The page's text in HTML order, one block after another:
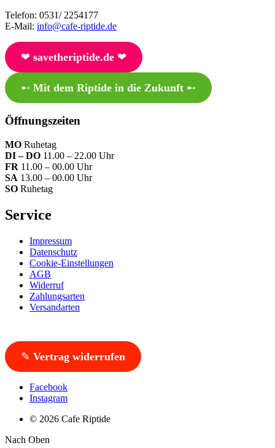
Telefon: 0531/ 2254177
E-Mail: info@cafe-riptide.de
❤︎ savetheriptide.de❤︎
➸ Mit dem Riptide in die Zukunft➸
Öffnungszeiten
MO Ruhetag
DI – DO 11.00 – 22.00 Uhr
FR 11.00 – 00.00 Uhr
SA 13.00 – 00.00 Uhr
SO Ruhetag
Service
Impressum
Datenschutz
Cookie-Einstellungen
AGB
Widerruf
Zahlungsarten
Versandarten
✎ Vertrag widerrufen
Facebook
Instagram
© 2026 Cafe Riptide
Nach Oben